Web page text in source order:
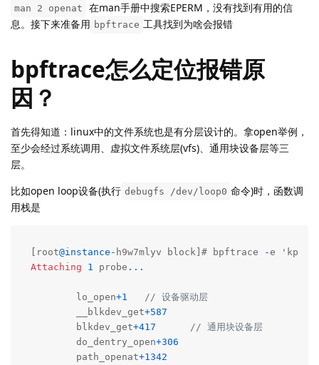
man 2 openat
在man手册中搜索EPERM，没有找到有用的信
息。接下来准备用 bpftrace 工具找到为啥会报错
bpftrace怎么定位报错原
因？
首先得知道：linux中的文件系统也是有分层设计的。拿open举例，
至少会经过系统调用、虚拟文件系统层(vfs)、通用块设备层等三
层。
比如open loop设备(执行 debugfs /dev/loop0 命令)时，函数调
用栈是
[root@instance - h9w7mlyv block]# bpftrace -e
Attaching
1 probe ...
        lo_open
+1
// 设备驱动层
        __blkdev_get
+587
        blkdev_get
+417
// 通用块设备层
        do_dentry_open
+306
        path_openat
+1342